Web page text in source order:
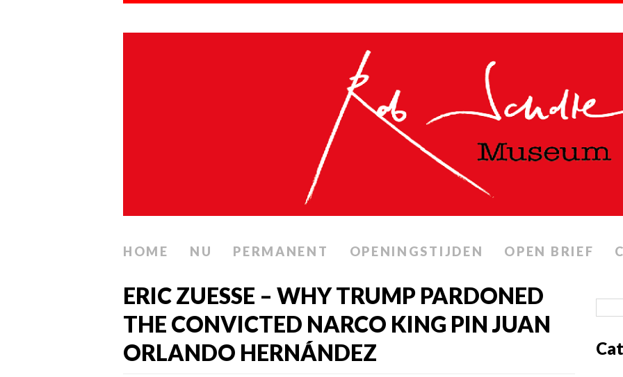
HOME NU PERMANENT OPENINGSTIJDEN OPEN BRIEF
ERIC ZUESSE – WHY TRUMP PARDONED
THE CONVICTED NARCO KING PIN JUAN
ORLANDO HERNÁNDEZ